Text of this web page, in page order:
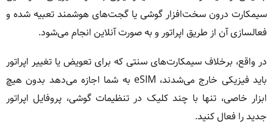
سیمکارت درون سخت‌افزار گوشی یا گجت‌های هوشمند تعبیه شده و
فعالسازی آن از طریق اپراتور و به صورت آنلاین انجام می‌شود.
در واقع، برخلاف سیمکارت‌های سنتی که برای تعویض یا تغییر اپراتور
باید فیزیکی خارج می‌شدند، eSIM به شما اجازه می‌دهد بدون هیچ
ابزار خاصی، تنها با چند کلیک در تنظیمات گوشی، پروفایل اپراتور
جدید را فعال کنید.